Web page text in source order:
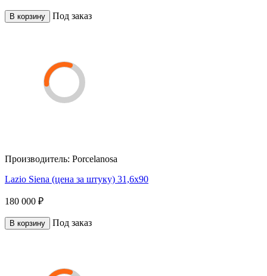
В корзину Под заказ
Производитель: Porcelanosa
Lazio Siena (цена за штуку) 31,6x90
180 000 ₽
В корзину Под заказ